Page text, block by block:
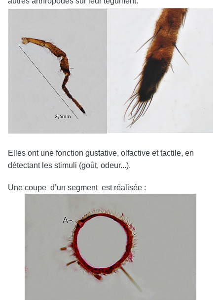
Elles ont une fonction gustative, olfactive et tactile, en
détectant les stimuli (goût, odeur...).
Une coupe d’un segment est réalisée :